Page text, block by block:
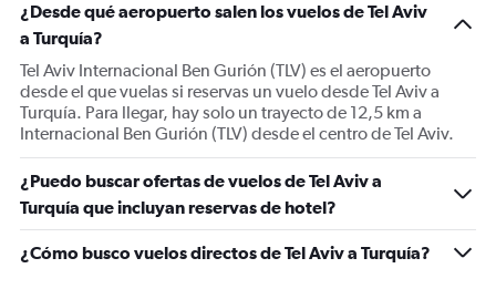
Y
axis
displaying
values.
Range:
0
to
¿Desde qué aeropuerto salen los vuelos de Tel Aviv
a Turquía?
Tel Aviv Internacional Ben Gurión (TLV) es el aeropuerto
desde el que vuelas si reservas un vuelo desde Tel Aviv a
Turquía. Para llegar, hay solo un trayecto de 12,5 km a
Internacional Ben Gurión (TLV) desde el centro de Tel Aviv.
¿Puedo buscar ofertas de vuelos de Tel Aviv a
Turquía que incluyan reservas de hotel?
¿Cómo busco vuelos directos de Tel Aviv a Turquía?